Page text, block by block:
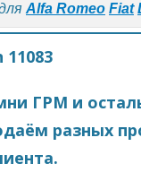
Alfa Romeo Fiat
11083
ГРМ и
разных